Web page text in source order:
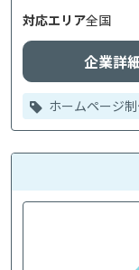
対応エリア全国
企業詳
ホームページ